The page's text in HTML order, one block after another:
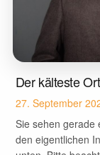
Der kälteste
27. September
Sie sehen gerade
den eigentlichen